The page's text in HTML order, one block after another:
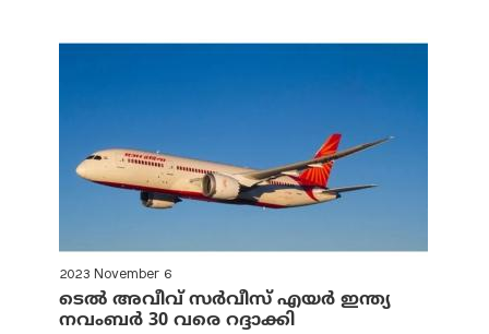
2023 November 6
ടെല്‍ അവീവ് സര്‍വീസ് എയര്‍ ഇന്ത്യ
നവംബര്‍ 30 വരെ റദ്ദാക്കി